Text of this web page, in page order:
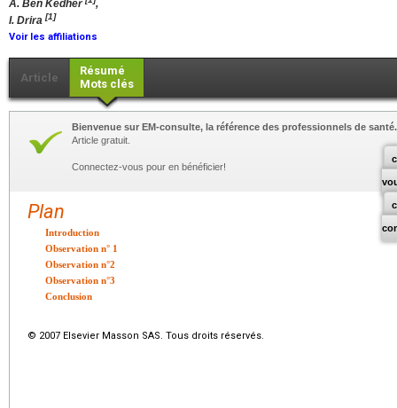
A. Ben Kedher
,
I. Drira [1]
Voir les affiliations
Article
Résumé
Mots clés
Bienvenue sur EM-consulte, la référence des professionnels de santé.
Article gratuit.
Connectez-vous pour en bénéficier!
Plan
Introduction
Observation n° 1
Observation n°2
Observation n°3
Conclusion
© 2007 Elsevier Masson SAS. Tous droits réservés.